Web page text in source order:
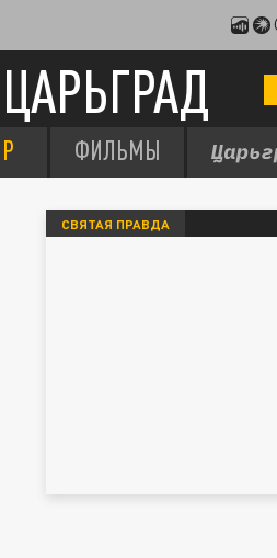
ЦАРЬГРАД
ФИЛЬМЫ
СВЯТАЯ ПРАВДА